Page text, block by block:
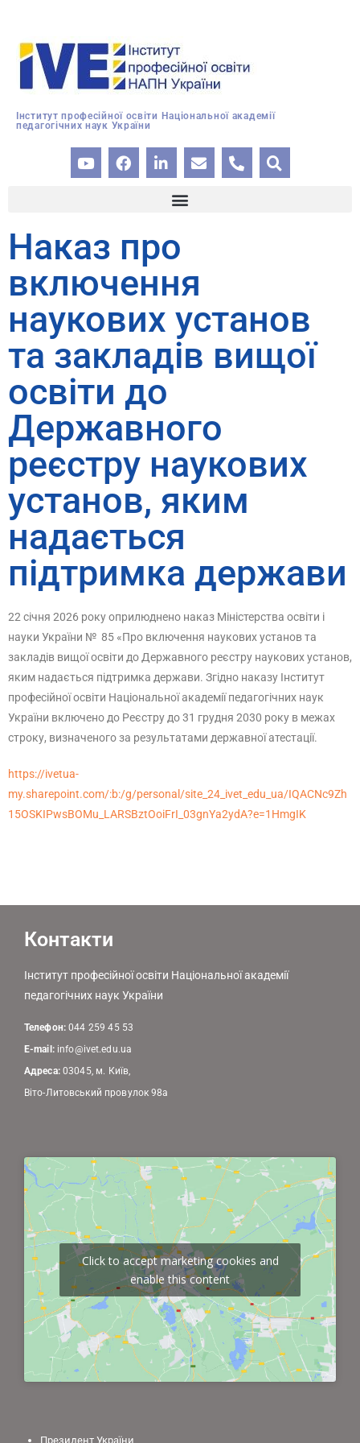
Інститут професійної освіти Національної академії
педагогічних наук України
Наказ про
включення
наукових установ
та закладів вищої
освіти до
Державного
реєстру наукових
установ, яким
надається
підтримка держави
22 січня 2026 року оприлюднено наказ Міністерства освіти і
науки України № 85 «Про включення наукових установ та
закладів вищої освіти до Державного реєстру наукових установ,
яким надається підтримка держави. Згідно наказу Інститут
професійної освіти Національної академії педагогічних наук
України включено до Реєстру до 31 грудня 2030 року в межах
строку, визначеного за результатами державної атестації.
https://ivetua-
my.sharepoint.com/:b:/g/personal/site_24_ivet_edu_ua/IQACNc9Zh
15OSKIPwsBOMu_LARSBztOoiFrI_03gnYa2ydA?e=1HmgIK
Контакти
Інститут професійної освіти Національної академії
педагогічних наук України
Телефон:044 259 45 53
E-mail: info@ivet.edu.ua
Адреса:03045, м. Київ,
Віто-Литовський провулок 98а
Click to accept marketing cookies and
enable this content
Президент України